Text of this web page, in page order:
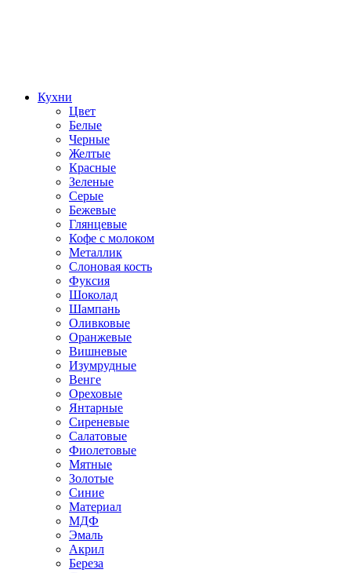
Кухни
Цвет
Белые
Черные
Желтые
Красные
Зеленые
Серые
Бежевые
Глянцевые
Кофе с молоком
Металлик
Слоновая кость
Фуксия
Шоколад
Шампань
Оливковые
Оранжевые
Вишневые
Изумрудные
Венге
Ореховые
Янтарные
Сиреневые
Салатовые
Фиолетовые
Мятные
Золотые
Синие
Материал
МДФ
Эмаль
Акрил
Береза